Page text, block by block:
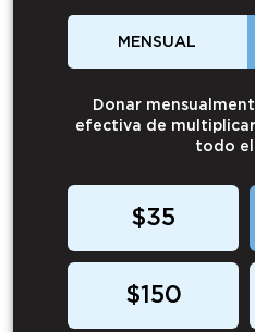
MENSUAL
Donar
efectiva de
todo el
$35
$150